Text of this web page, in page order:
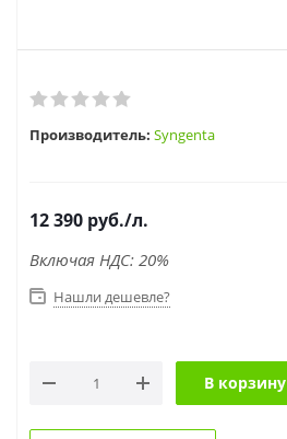
Производитель: Syngenta
12 390 руб./л.
Включая НДС: 20%
Нашли дешевле?
В корзину